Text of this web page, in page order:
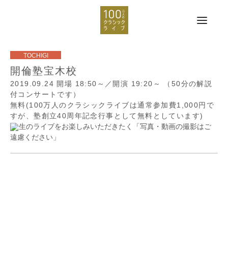
開倫塾宝木校
2019.09.24 開場 18:50～／開演 19:20～
（50分の解説
付コンサートです）
無料(100万人のクラシックライブは通常参加費1,000円で
すが、塾創立40周年記念行事として無料としています)
生のライブをお楽しみいただきたく「写真・動画の撮影はご
遠慮ください」